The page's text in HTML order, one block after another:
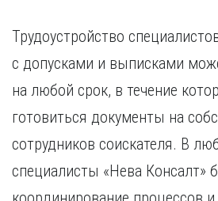
Трудоустройство
с допусками и выписками
на любой срок, в течение
готовиться документы на
сотрудников соискателя. В
специалисты «Нева Консалт»